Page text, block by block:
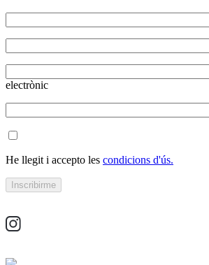
electrònic
He llegit i accepto les condicions d'ús.